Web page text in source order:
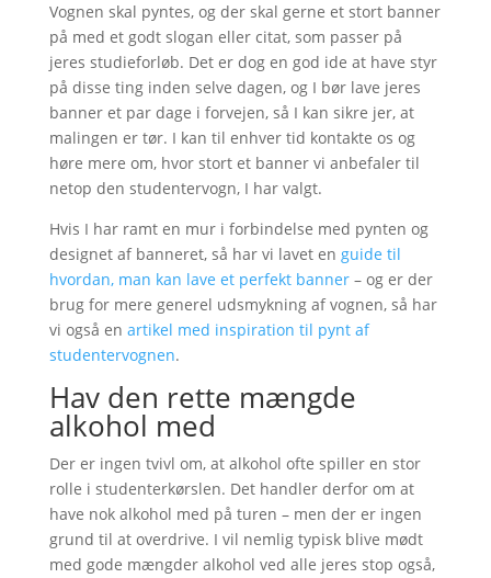
Vognen skal pyntes, og der skal gerne et stort banner
på med et godt slogan eller citat, som passer på
jeres studieforløb. Det er dog en god ide at have styr
på disse ting inden selve dagen, og I bør lave jeres
banner et par dage i forvejen, så I kan sikre jer, at
malingen er tør. I kan til enhver tid kontakte os og
høre mere om, hvor stort et banner vi anbefaler til
netop den studentervogn, I har valgt.
Hvis I har ramt en mur i forbindelse med pynten og
designet af banneret, så har vi lavet en guide til
hvordan, man kan lave et perfekt banner– og er der
brug for mere generel udsmykning af vognen, så har
vi også en artikel med inspiration til pynt af
studentervognen.
Hav den rette mængde
alkohol med
Der er ingen tvivl om, at alkohol ofte spiller en stor
rolle i studenterkørslen. Det handler derfor om at
have nok alkohol med på turen – men der er ingen
grund til at overdrive. I vil nemlig typisk blive mødt
med gode mængder alkohol ved alle jeres stop også,